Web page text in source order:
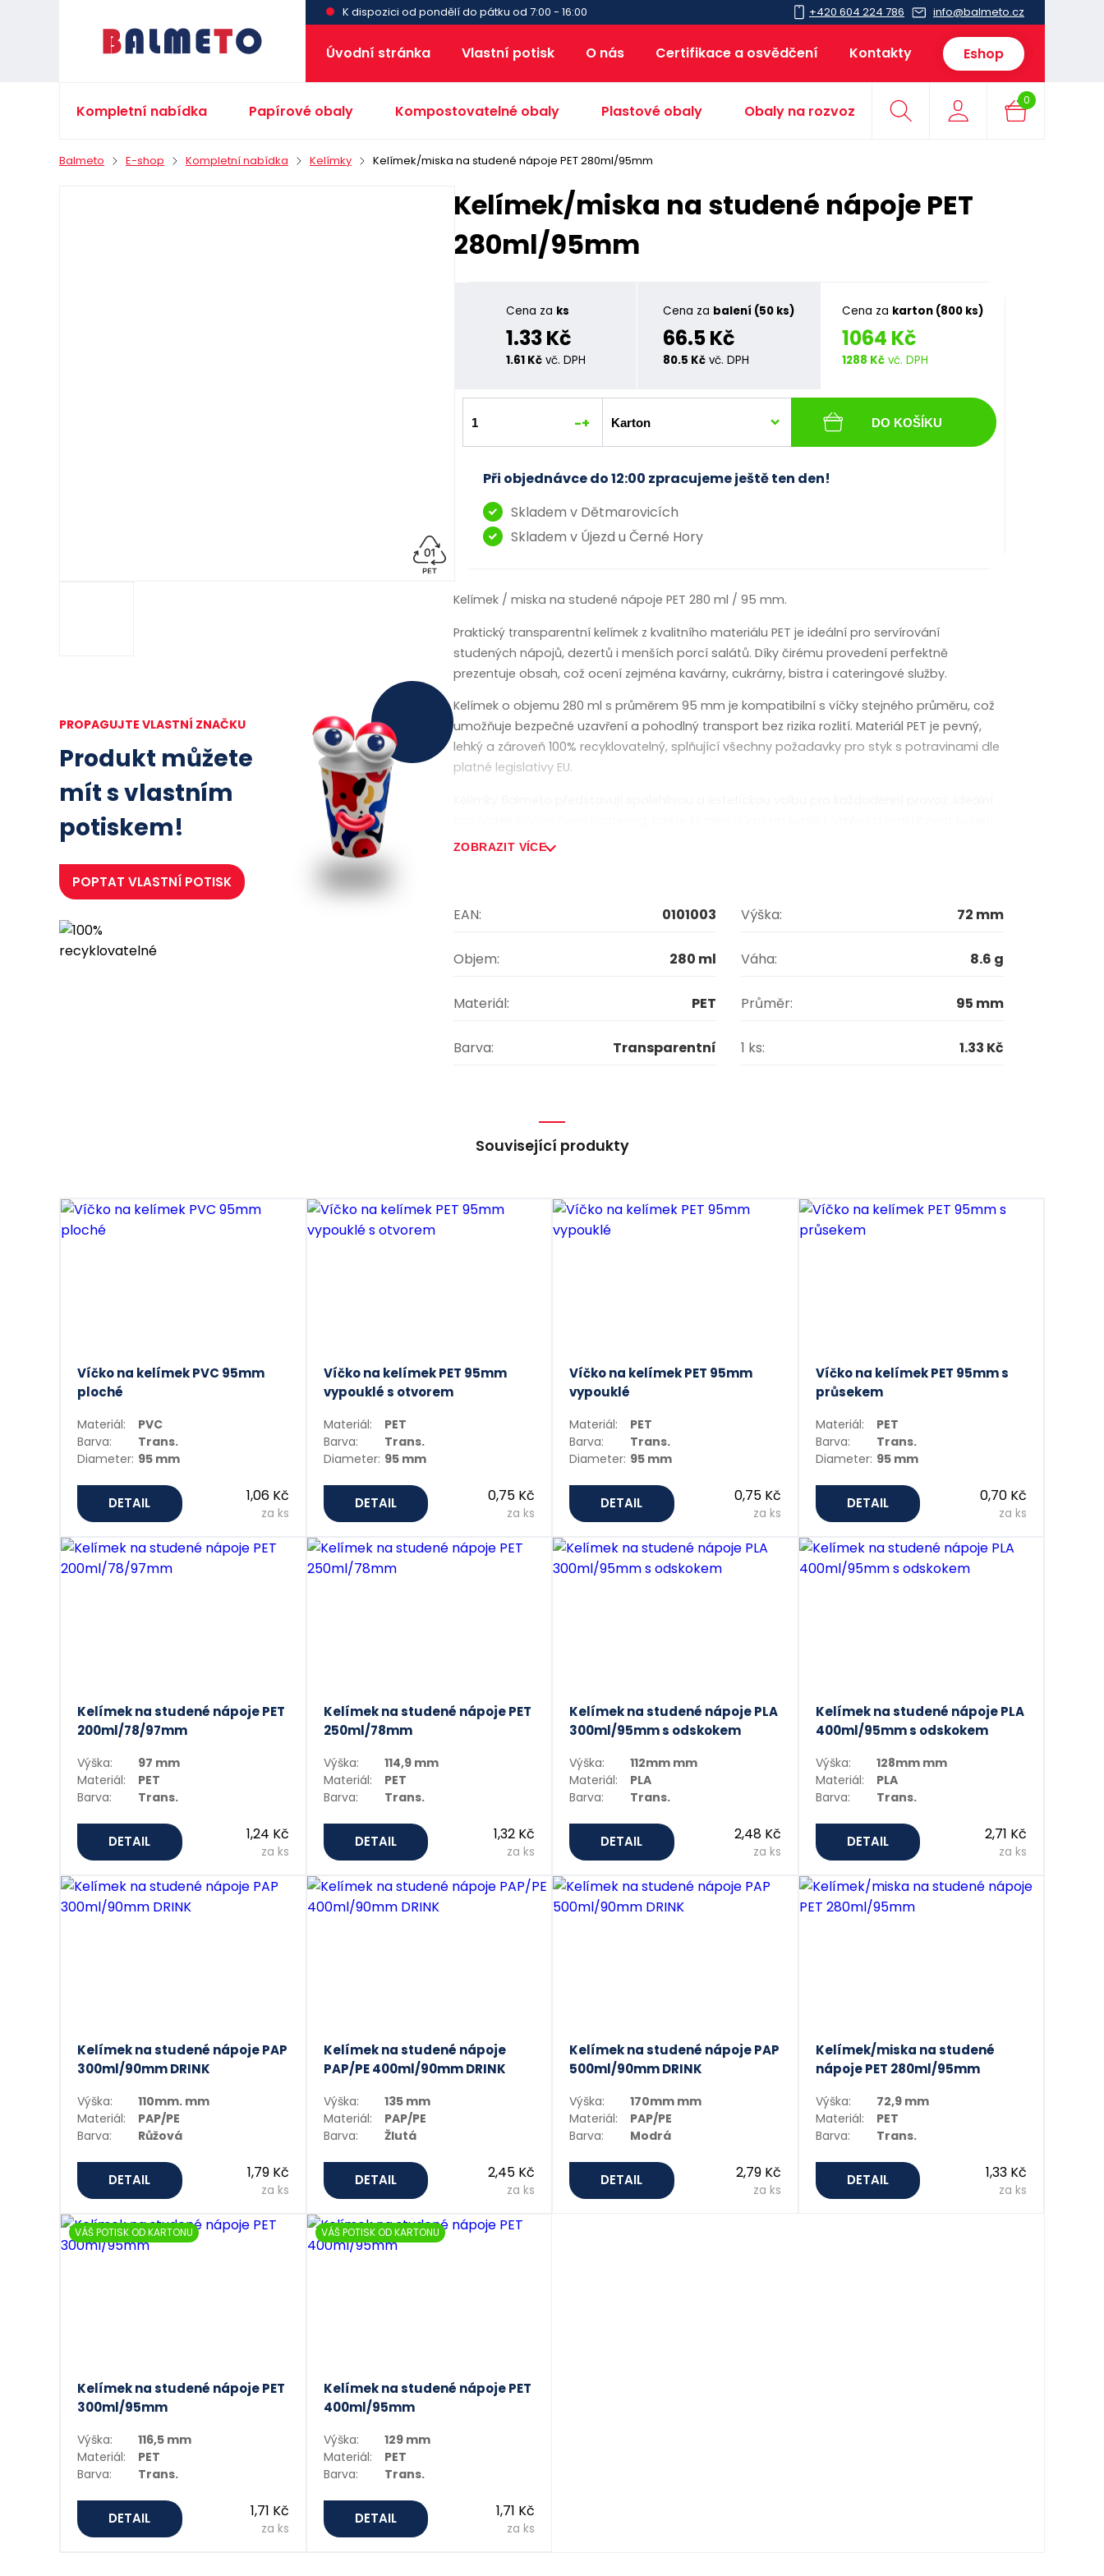
K dispozici od pondělí do pátku od 7:00 - 16:00 +420 604 224 786 info@balmeto.cz
Úvodní stránka Vlastní potisk O nás Certifikace a osvědčení Kontakty Eshop
Kompletní nabídka Papírové obaly Kompostovatelné obaly Plastové obaly Obaly na rozvoz
0
Balmeto E-shop Kompletní nabídka Kelímky Kelímek/miska na studené nápoje PET 280ml/95mm
PROPAGUJTE VLASTNÍ ZNAČKU
Produkt můžete
mít s vlastním
potiskem!
POPTAT VLASTNÍ POTISK
Kelímek/miska na studené nápoje PET
280ml/95mm
Cena za ks
1.33 Kč
1.61 Kčvč. DPH
Cena za balení (50 ks)
66.5 Kč
80.5 Kč vč. DPH
Cena za karton (800 ks)
1064 Kč
1288 Kčvč. DPH
-+ DO KOŠÍKU
Při objednávce do 12:00 zpracujeme ještě ten den!
Skladem v Dětmarovicích
Skladem v Újezd u Černé Hory
Kelímek / miska na studené nápoje PET 280 ml / 95 mm.
Praktický transparentní kelímek z kvalitního materiálu PET je ideální pro servírování
studených nápojů, dezertů i menších porcí salátů. Díky čirému provedení perfektně
prezentuje obsah, což ocení zejména kavárny, cukrárny, bistra i cateringové služby.
Kelímek o objemu 280 ml s průměrem 95 mm je kompatibilní s víčky stejného průměru, což
umožňuje bezpečné uzavření a pohodlný transport bez rizika rozlití. Materiál PET je pevný,
lehký a zároveň 100% recyklovatelný, splňující všechny požadavky pro styk s potravinami dle
platné legislativy EU.
ZOBRAZIT VÍCE
EAN: 0101003 Výška: 72 mm
Objem: 280 ml Váha: 8.6 g
Materiál: PET Průměr: 95 mm
Barva: Transparentní 1 ks: 1.33 Kč
Související produkty
Víčko na kelímek PVC 95mm
ploché
Materiál:
PVC
Barva:
Trans.
Diameter: 95 mm
DETAIL 1,06 Kč
za ks
Víčko na kelímek PET 95mm
vypouklé s otvorem
Materiál:
PET
Barva:
Trans.
Diameter: 95 mm
DETAIL 0,75 Kč
za ks
Víčko na kelímek PET 95mm
vypouklé
Materiál:
PET
Barva:
Trans.
Diameter: 95 mm
DETAIL 0,75 Kč
za ks
Víčko na kelímek PET 95mm s
průsekem
Materiál:
PET
Barva:
Trans.
Diameter: 95 mm
DETAIL 0,70 Kč
za ks
Kelímek na studené nápoje PET
200ml/78/97mm
Výška:
97 mm
Materiál:
PET
Barva:
Trans.
DETAIL 1,24 Kč
za ks
Kelímek na studené nápoje PET
250ml/78mm
Výška:
114,9 mm
Materiál:
PET
Barva:
Trans.
DETAIL 1,32 Kč
za ks
Kelímek na studené nápoje PLA
300ml/95mm s odskokem
Výška:
112mm mm
Materiál:
PLA
Barva:
Trans.
DETAIL 2,48 Kč
za ks
Kelímek na studené nápoje PLA
400ml/95mm s odskokem
Výška:
128mm mm
Materiál:
PLA
Barva:
Trans.
DETAIL 2,71 Kč
za ks
Kelímek na studené nápoje PAP
300ml/90mm DRINK
Výška:
110mm. mm
Materiál:
PAP/PE
Barva:
Růžová
DETAIL 1,79 Kč
za ks
Kelímek na studené nápoje
PAP/PE 400ml/90mm DRINK
Výška:
135 mm
Materiál:
PAP/PE
Barva:
Žlutá
DETAIL 2,45 Kč
za ks
Kelímek na studené nápoje PAP
500ml/90mm DRINK
Výška:
170mm mm
Materiál:
PAP/PE
Barva:
Modrá
DETAIL 2,79 Kč
za ks
Kelímek/miska na studené
nápoje PET 280ml/95mm
Výška:
72,9 mm
Materiál:
PET
Barva:
Trans.
DETAIL 1,33 Kč
za ks
VÁŠ POTISK OD KARTONU
Kelímek na studené nápoje PET
300ml/95mm
Výška:
116,5 mm
Materiál:
PET
Barva:
Trans.
DETAIL 1,71 Kč
za ks
VÁŠ POTISK OD KARTONU
Kelímek na studené nápoje PET
400ml/95mm
Výška:
129 mm
Materiál:
PET
Barva:
Trans.
DETAIL 1,71 Kč
za ks